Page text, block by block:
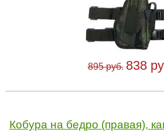
895 руб. 838
Кобура на бедро (правая),